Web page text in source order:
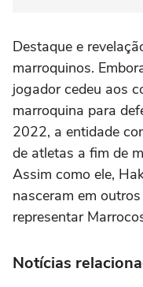
Destaque e
marroquinos.
jogador cedeu aos
marroquina para
2022, a entidade
de atletas a fim de
Assim como ele,
nasceram em
representar
Notícias